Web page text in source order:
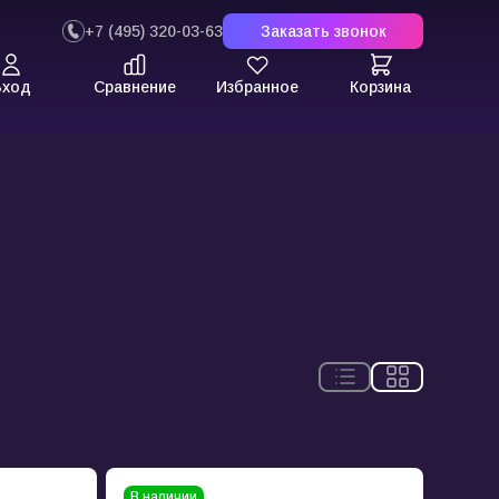
+7 (495) 320-03-63 Заказать звонок
Сравнение Избранное Корзина